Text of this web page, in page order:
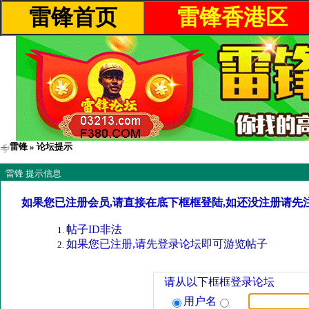
雷锋首页 雷锋香港区
雷锋 » 论坛提示
雷锋 提示信息
如果您已注册会员,请直接在底下框框登陆,如还没注册请先
帖子ID非法
如果您已注册,请先登录论坛即可游览帖子
请从以下框框登录论坛
用户名